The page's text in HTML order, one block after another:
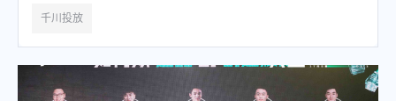
千川投放